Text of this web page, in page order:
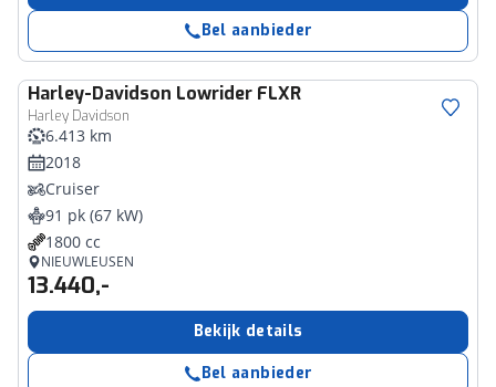
Bel aanbieder
Harley-Davidson Lowrider FLXR
Harley Davidson
6.413 km
2018
Cruiser
91 pk (67 kW)
1800 cc
NIEUWLEUSEN
13.440,-
Bekijk details
Bel aanbieder